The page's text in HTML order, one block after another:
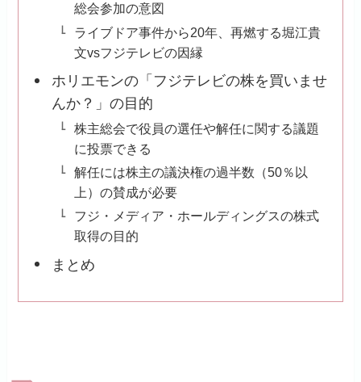
総会参加の意図
ライブドア事件から20年、再燃する堀江貴
文vsフジテレビの因縁
ホリエモンの「フジテレビの株を買いませ
んか？」の目的
株主総会で役員の選任や解任に関する議題
に投票できる
解任には株主の議決権の過半数（50％以
上）の賛成が必要
フジ・メディア・ホールディングスの株式
取得の目的
まとめ